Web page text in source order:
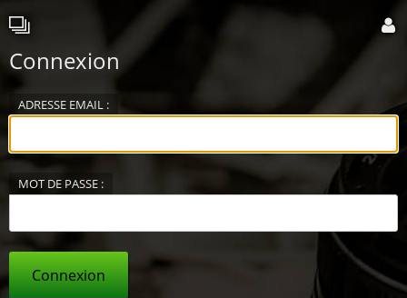
Connexion
ADRESSE EMAIL :
MOT DE PASSE :
Connexion